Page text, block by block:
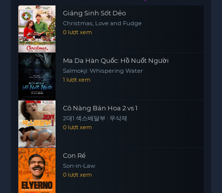
trở nên khó khăn hơn.
Tuy nhiên, khi thời gian trôi qua, sự căng thẳng
dần được thay thế bằng những khoảnh khắc ấm
áp và thú vị. Tình yêu mùa lễ hội bắt đầu nảy nở
giữa hai người, tạo ra một mối liên kết đặc biệt
mà cả hai đều không ngờ tới.
Giáng Sinh Sốt Dẻo không chỉ là một câu chuyện
về nỗ lực và sự sáng tạo trong việc làm bánh mà
còn là hành trình tìm kiếm tình yêu và sự đồng
điệu trong cuộc sống. Câu chuyện mang đến cho
khán giả những giây phút ấm áp và cảm động,
thể hiện tinh thần của mùa lễ hội.
Với những tình tiết hấp dẫn và cảm xúc chân
motphim
thật, Giáng Sinh Sốt Dẻo chắc chắn sẽ
làm hài lòng những ai yêu thích không khí của
Giáng Sinh Sốt Dẻo
Christmas, Love and Fudge
0 lượt xem
Ma Da Hàn Quốc: Hồ Nuốt Người
Salmokji: Whispering Water
1 lượt xem
Cô Nàng Bán Hoa 2 vs 1
2대1 섹스배달부 : 무삭제
0 lượt xem
Con Rể
Son-in-Law
0 lượt xem